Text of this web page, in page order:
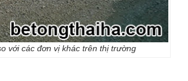
với các đơn vị khác trên thị trường